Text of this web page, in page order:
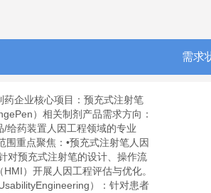
需求
药企业核心项目：预充式注射笔
）相关制剂产品需求方向：
/给药装置人因工程领域的专业
围重点聚焦：•预充式注射笔人因
对预充式注射笔的设计、操作流
）开展人因工程评估与优化。
）：针对患者